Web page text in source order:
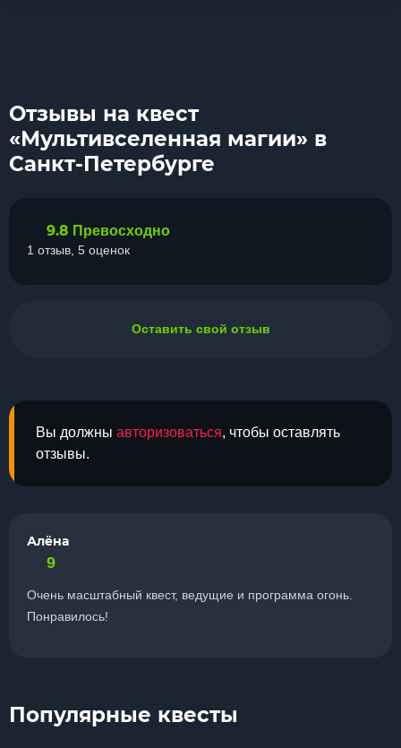
Отзывы на квест
«Мультивселенная магии» в
Санкт-Петербурге
Вы должны авторизоваться, чтобы оставлять
отзывы.
Алёна
9
Очень масштабный квест, ведущие и программа огонь.
Понравилось!
9.8 Превосходно
1 отзыв, 5 оценок
Оставить свой отзыв
Популярные квесты